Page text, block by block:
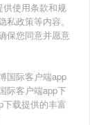
供使用条款和规
政策等内容。
保您同意并愿意
国际客户端app
际客户端app下
下载提供的丰富